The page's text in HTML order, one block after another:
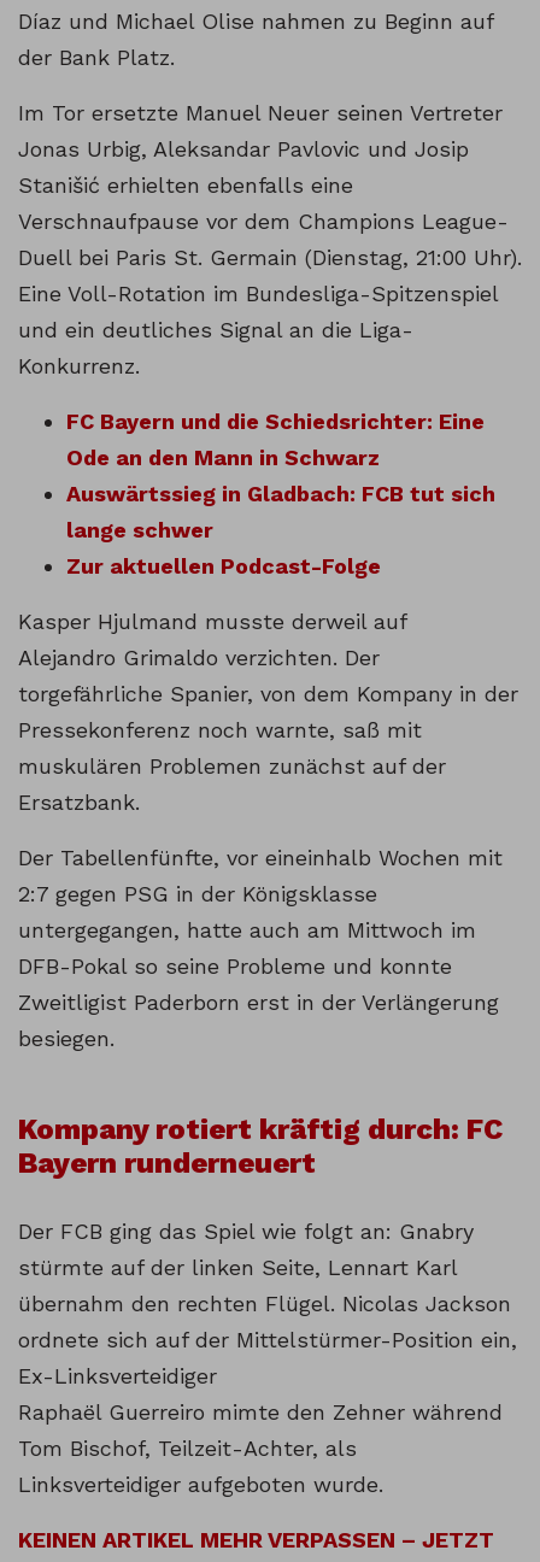
Díaz und Michael Olise nahmen zu Beginn auf
der Bank Platz.
Im Tor ersetzte Manuel Neuer seinen Vertreter
Jonas Urbig, Aleksandar Pavlovic und Josip
Stanišić erhielten ebenfalls eine
Verschnaufpause vor dem Champions League-
Duell bei Paris St. Germain (Dienstag, 21:00 Uhr).
Eine Voll-Rotation im Bundesliga-Spitzenspiel
und ein deutliches Signal an die Liga-
Konkurrenz.
FC Bayern und die Schiedsrichter: Eine
Ode an den Mann in Schwarz
Auswärtssieg in Gladbach: FCB tut sich
lange schwer
Zur aktuellen Podcast-Folge
Kasper Hjulmand musste derweil auf
Alejandro Grimaldo verzichten. Der
torgefährliche Spanier, von dem Kompany in der
Pressekonferenz noch warnte, saß mit
muskulären Problemen zunächst auf der
Ersatzbank.
Der Tabellenfünfte, vor eineinhalb Wochen mit
2:7 gegen PSG in der Königsklasse
untergegangen, hatte auch am Mittwoch im
DFB-Pokal so seine Probleme und konnte
Zweitligist Paderborn erst in der Verlängerung
besiegen.
Kompany rotiert kräftig durch: FC
Bayern runderneuert
Der FCB ging das Spiel wie folgt an: Gnabry
stürmte auf der linken Seite, Lennart Karl
übernahm den rechten Flügel. Nicolas Jackson
ordnete sich auf der Mittelstürmer-Position ein,
Ex-Linksverteidiger
Raphaël Guerreiro mimte den Zehner während
Tom Bischof, Teilzeit-Achter, als
Linksverteidiger aufgeboten wurde.
KEINEN ARTIKEL MEHR VERPASSEN – JETZT